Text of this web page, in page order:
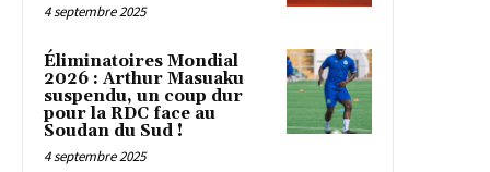
4 septembre 2025
Éliminatoires Mondial
2026 : Arthur Masuaku
suspendu, un coup dur
pour la RDC face au
Soudan du Sud !
4 septembre 2025